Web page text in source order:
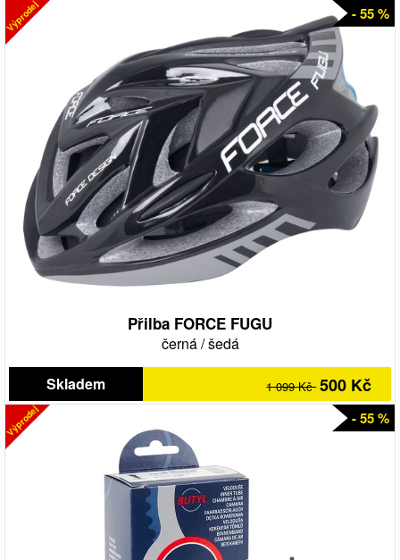
Výprodej - 55 %
Přilba FORCE FUGU
černá/šedá
Skladem
1 099 Kč 500 Kč
Výprodej - 55 %